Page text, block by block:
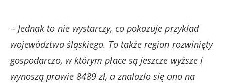
– Jednak to nie wystarczy, co pokazuje przykład
województwa śląskiego. To także region rozwinięty
gospodarczo, w którym płace są jeszcze wyższe i
wynoszą prawie 8489 zł, a znalazło się ono na